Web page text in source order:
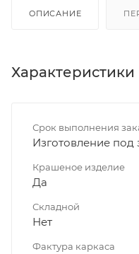
ОПИСАНИЕ
Характеристики
Срок выполнения
Изготовление под
Крашеное изделие
Да
Складной
Нет
Фактура каркаса